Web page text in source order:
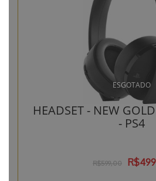
ESGOTADO
HEADSET - NEW
- PS4
R$599,00